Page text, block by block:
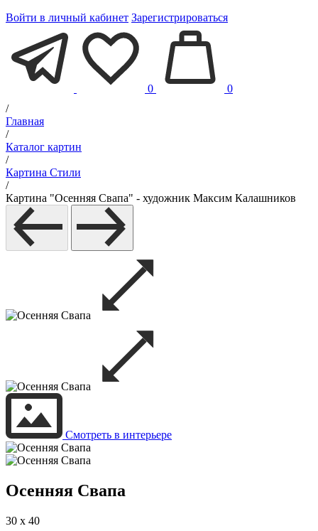
Войти в личный кабинет Зарегистрироваться
0
0
/
Главная
/
Каталог картин
/
Картина Стили
/
Картина "Осенняя Свапа" - художник Максим Калашников
Смотреть в интерьере
Осенняя Свапа
30 x 40